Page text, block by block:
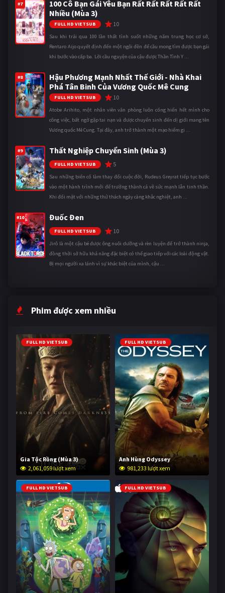
#7
100 Cô Bạn Gái Yêu Bạn Rất Rất Rất Rất Rất
Nhiều (Mùa 3)
FULL HD VIETSUB 10
Sau khi trải qua 100 lần thất tình suốt những năm trung học cơ sở,
Rentaro Aijo quyết định đến một ngôi đền để cầu mong tìm được bạn gái
khi bước vào cấp ba. Lời cầu nguyện của cậu được Thần Tình Y ...
#8
Hậu Phương Mạnh Nhất Thế Giới - Nhà Khai
Phá Tân Binh Của Vương Quốc Mê Cung
FULL HD VIETSUB 10
Atobe Arihito, một nhân viên văn phòng luôn cống hiến hết mình cho
công việc, bất ngờ gặp tai nạn và được chuyển sinh đến dị giới mang tên
Vương quốc Mê Cung. Tại đây, anh trở thành một mạo hiểm gi ...
#9 Thất Nghiệp Chuyển Sinh (Mùa 3)
FULL HD VIETSUB 5
Sau những biến cố làm thay đổi cuộc đời, Rudeus Greyrat tiếp tục bước
vào một hành trình mới để trưởng thành cả về sức mạnh lẫn tinh thần.
Khi đối mặt với những thử thách ngày càng khắc nghiệt, anh ...
#10 Đuốc Đen
FULL HD VIETSUB 10
Jirô là một cậu bé được ông nuôi dưỡng và rèn luyện để trở thành ninja,
đồng thời sở hữu khả năng đặc biệt có thể giao tiếp với các loài động vật.
Bị mọi người xa lánh vì sự khác biệt của mình, cậu ...
Phim được xem nhiều
FULL HD VIETSUB
Gia Tộc Rồng (Mùa 3)
2,061,059 lượt xem
FULL HD VIETSUB
Anh Hùng Odyssey
981,233 lượt xem
FULL HD VIETSUB FULL HD VIETSUB